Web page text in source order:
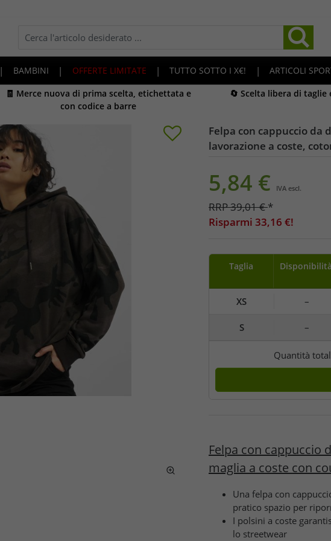
| BAMBINI | OFFERTE LIMITATE | TUTTO SOTTO I X€! | ARTICOLI
🧾 Merce nuova di prima scelta, etichettata e
con codice a barre
🔄 Scelta libera di taglie
Felpa con cappuccio da
lavorazione a coste,
5,84 € IVA escl.
RRP39,01€*
Risparmi 33,16 €!
Taglia Disponibilità
XS –
S –
Quantità
Felpa con cappuccio
maglia a coste con
Una felpa con
pratico spazio per
I polsini a coste
lo streetwear